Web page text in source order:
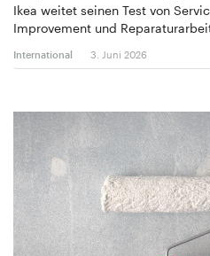
Ikea weitet seinen Test von
Improvement und
International 3. Juni 2026